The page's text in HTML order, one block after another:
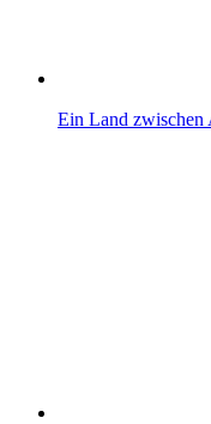
Ein Land